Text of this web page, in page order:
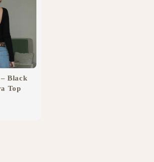
Black
Top